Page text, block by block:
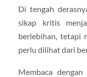
Di tengah
sikap kritis
berlebihan, tetapi
perlu dilihat dari
Membaca